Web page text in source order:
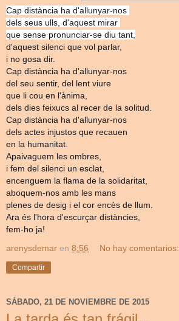
Cap distància ha d'allunyar-nos
dels seus ulls, d'aquest mirar
que sense pronunciar-se diu tant,
d'aquest silenci que vol parlar,
i no gosa dir.
Cap distància ha d'allunyar-nos
del seu sentir, del lent viure
que li cou en l'ànima,
dels dies feixucs al recer de la solitud.
Cap distància ha d'allunyar-nos
dels actes injustos que recauen
en la humanitat.
Apaivaguem les ombres,
i fem del silenci un esclat,
encenguem la flama de la solidaritat,
aboquem-nos amb les mans
plenes de desig i el cor encès de llum.
Ara és l'hora d'escurçar distàncies,
fem-ho ja!
arenysdemar en 8:56 No hay comentarios:
Compartir
SÁBADO, 21 DE NOVIEMBRE DE 2015